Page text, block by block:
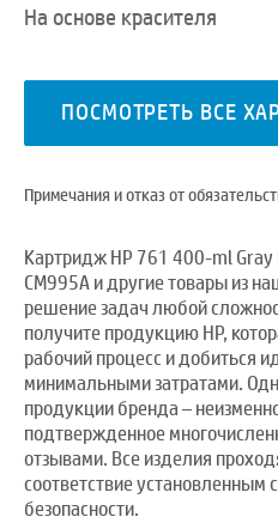
На основе красителя
ПОСМОТРЕТЬ ВСЕ
Примечания и отказ от
Картридж HP 761 400-ml
CM995A и другие товары из
решение задач любой
получите продукцию HP,
рабочий процесс и добиться
минимальными затратами.
продукции бренда –
подтвержденное
отзывами. Все изделия
соответствие установленным
безопасности.